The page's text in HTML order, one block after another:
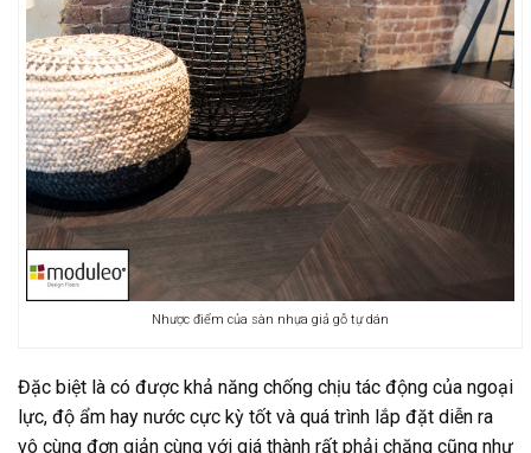
Nhược điểm của sàn nhựa giả gỗ tự dán
Đặc biệt là có được khả năng chống chịu tác động của ngoại
lực, độ ẩm hay nước cực kỳ tốt và quá trình lắp đặt diễn ra
vô cùng đơn giản cùng với giá thành rất phải chăng cũng như